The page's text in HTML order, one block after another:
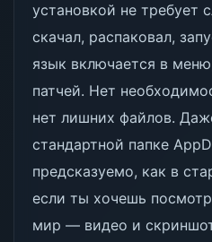
установкой не требует
скачал, распаковал,
язык включается в
патчей. Нет
нет лишних файлов.
стандартной папке
предсказуемо, как в
если ты хочешь
мир — видео и